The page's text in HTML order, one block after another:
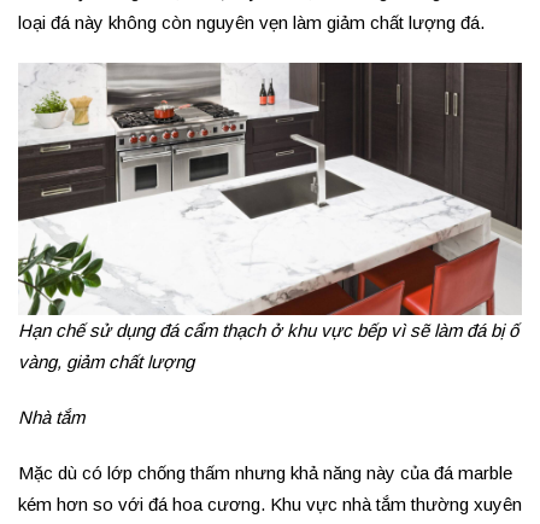
loại đá này không còn nguyên vẹn làm giảm chất lượng đá.
Hạn chế sử dụng đá cẩm thạch ở khu vực bếp vì sẽ làm đá bị ố
vàng, giảm chất lượng
Nhà tắm
Mặc dù có lớp chống thấm nhưng khả năng này của đá marble
kém hơn so với đá hoa cương. Khu vực nhà tắm thường xuyên